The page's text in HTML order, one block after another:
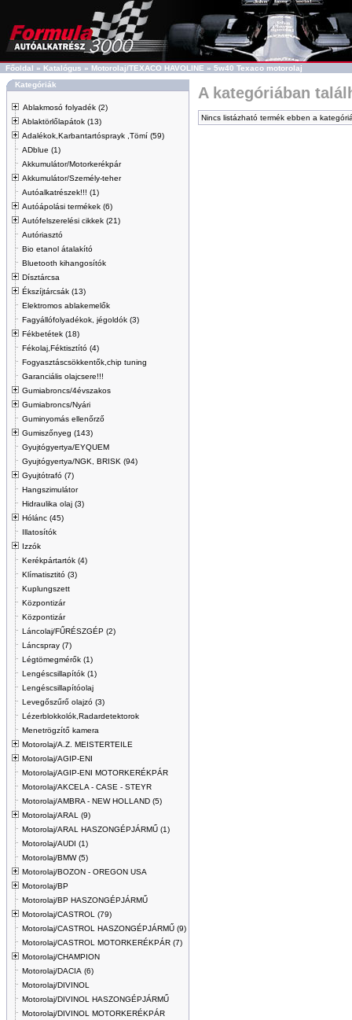
Főoldal » Katalógus » Motorolaj/TEXACO HAVOLINE » 5w40 Texaco motorolaj
Kategóriák
Ablakmosó folyadék (2)
Ablaktörlőlapátok (13)
Adalékok,Karbantartósprayk ,Tömí (59)
ADblue (1)
Akkumulátor/Motorkerékpár
Akkumulátor/Személy-teher
Autóalkatrészek!!! (1)
Autóápolási termékek (6)
Autófelszerelési cikkek (21)
Autóriasztó
Bio etanol átalakító
Bluetooth kihangosítók
Dísztárcsa
Ékszíjtárcsák (13)
Elektromos ablakemelők
Fagyállófolyadékok, jégoldók (3)
Fékbetétek (18)
Fékolaj,Féktisztító (4)
Fogyasztáscsökkentők,chip tuning
Garanciális olajcsere!!!
Gumiabroncs/4évszakos
Gumiabroncs/Nyári
Guminyomás ellenőrző
Gumiszőnyeg (143)
Gyujtógyertya/EYQUEM
Gyujtógyertya/NGK, BRISK (94)
Gyujtótrafó (7)
Hangszimulátor
Hidraulika olaj (3)
Hólánc (45)
Illatosítók
Izzók
Kerékpártartók (4)
Klímatisztitó (3)
Kuplungszett
Központizár
Központizár
Láncolaj/FŰRÉSZGÉP (2)
Láncspray (7)
Légtömegmérők (1)
Lengéscsillapítók (1)
Lengéscsillapítóolaj
Levegőszűrő olajzó (3)
Lézerblokkolók,Radardetektorok
Menetrögzítő kamera
Motorolaj/A.Z. MEISTERTEILE
Motorolaj/AGIP-ENI
Motorolaj/AGIP-ENI MOTORKERÉKPÁR
Motorolaj/AKCELA - CASE - STEYR
Motorolaj/AMBRA - NEW HOLLAND (5)
Motorolaj/ARAL (9)
Motorolaj/ARAL HASZONGÉPJÁRMŰ (1)
Motorolaj/AUDI (1)
Motorolaj/BMW (5)
Motorolaj/BOZON - OREGON USA
Motorolaj/BP
Motorolaj/BP HASZONGÉPJÁRMŰ
Motorolaj/CASTROL (79)
Motorolaj/CASTROL HASZONGÉPJÁRMŰ (9)
Motorolaj/CASTROL MOTORKERÉKPÁR (7)
Motorolaj/CHAMPION
Motorolaj/DACIA (6)
Motorolaj/DIVINOL
Motorolaj/DIVINOL HASZONGÉPJÁRMŰ
Motorolaj/DIVINOL MOTORKERÉKPÁR
A kategóriában
Nincs listázható termék ebben a